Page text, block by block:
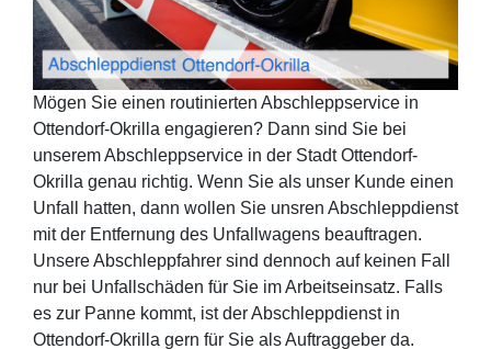
Mögen Sie einen routinierten Abschleppservice in
Ottendorf-Okrilla engagieren? Dann sind Sie bei
unserem Abschleppservice in der Stadt Ottendorf-
Okrilla genau richtig. Wenn Sie als unser Kunde einen
Unfall hatten, dann wollen Sie unsren Abschleppdienst
mit der Entfernung des Unfallwagens beauftragen.
Unsere Abschleppfahrer sind dennoch auf keinen Fall
nur bei Unfallschäden für Sie im Arbeitseinsatz. Falls
es zur Panne kommt, ist der Abschleppdienst in
Ottendorf-Okrilla gern für Sie als Auftraggeber da.